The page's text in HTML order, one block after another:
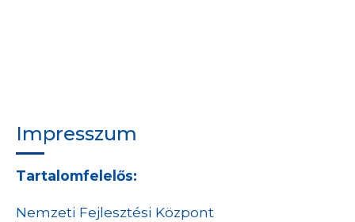
Impresszum
Tartalomfelelős:
Nemzeti Fejlesztési Központ